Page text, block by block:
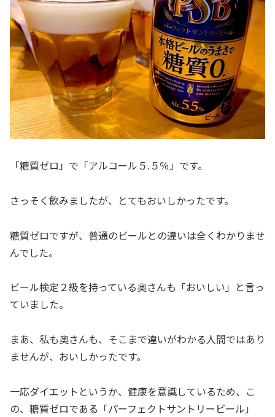
「糖質ゼロ」で「アルコール５.５％」です。
さっそく飲みましたが、とてもおいしかったです。
糖質ゼロですが、普通のビールとの違いは全くわかりませ
んでした。
ビール検定２級を持っている奥さんも「おいしい」と言っ
ていました。
まあ、私も奥さんも、そこまで違いがわかる人間ではあり
ませんが、おいしかったです。
一応ダイエットというか、健康を意識しているため、こ
の、糖質ゼロである「パーフェクトサントリービール」